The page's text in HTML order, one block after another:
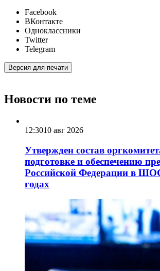
Facebook
ВКонтакте
Одноклассники
Twitter
Telegram
Версия для печати
Новости по теме
12:3010 авг 2026
Утвержден состав
подготовке и обеспечению
Российской Федерации в
годах